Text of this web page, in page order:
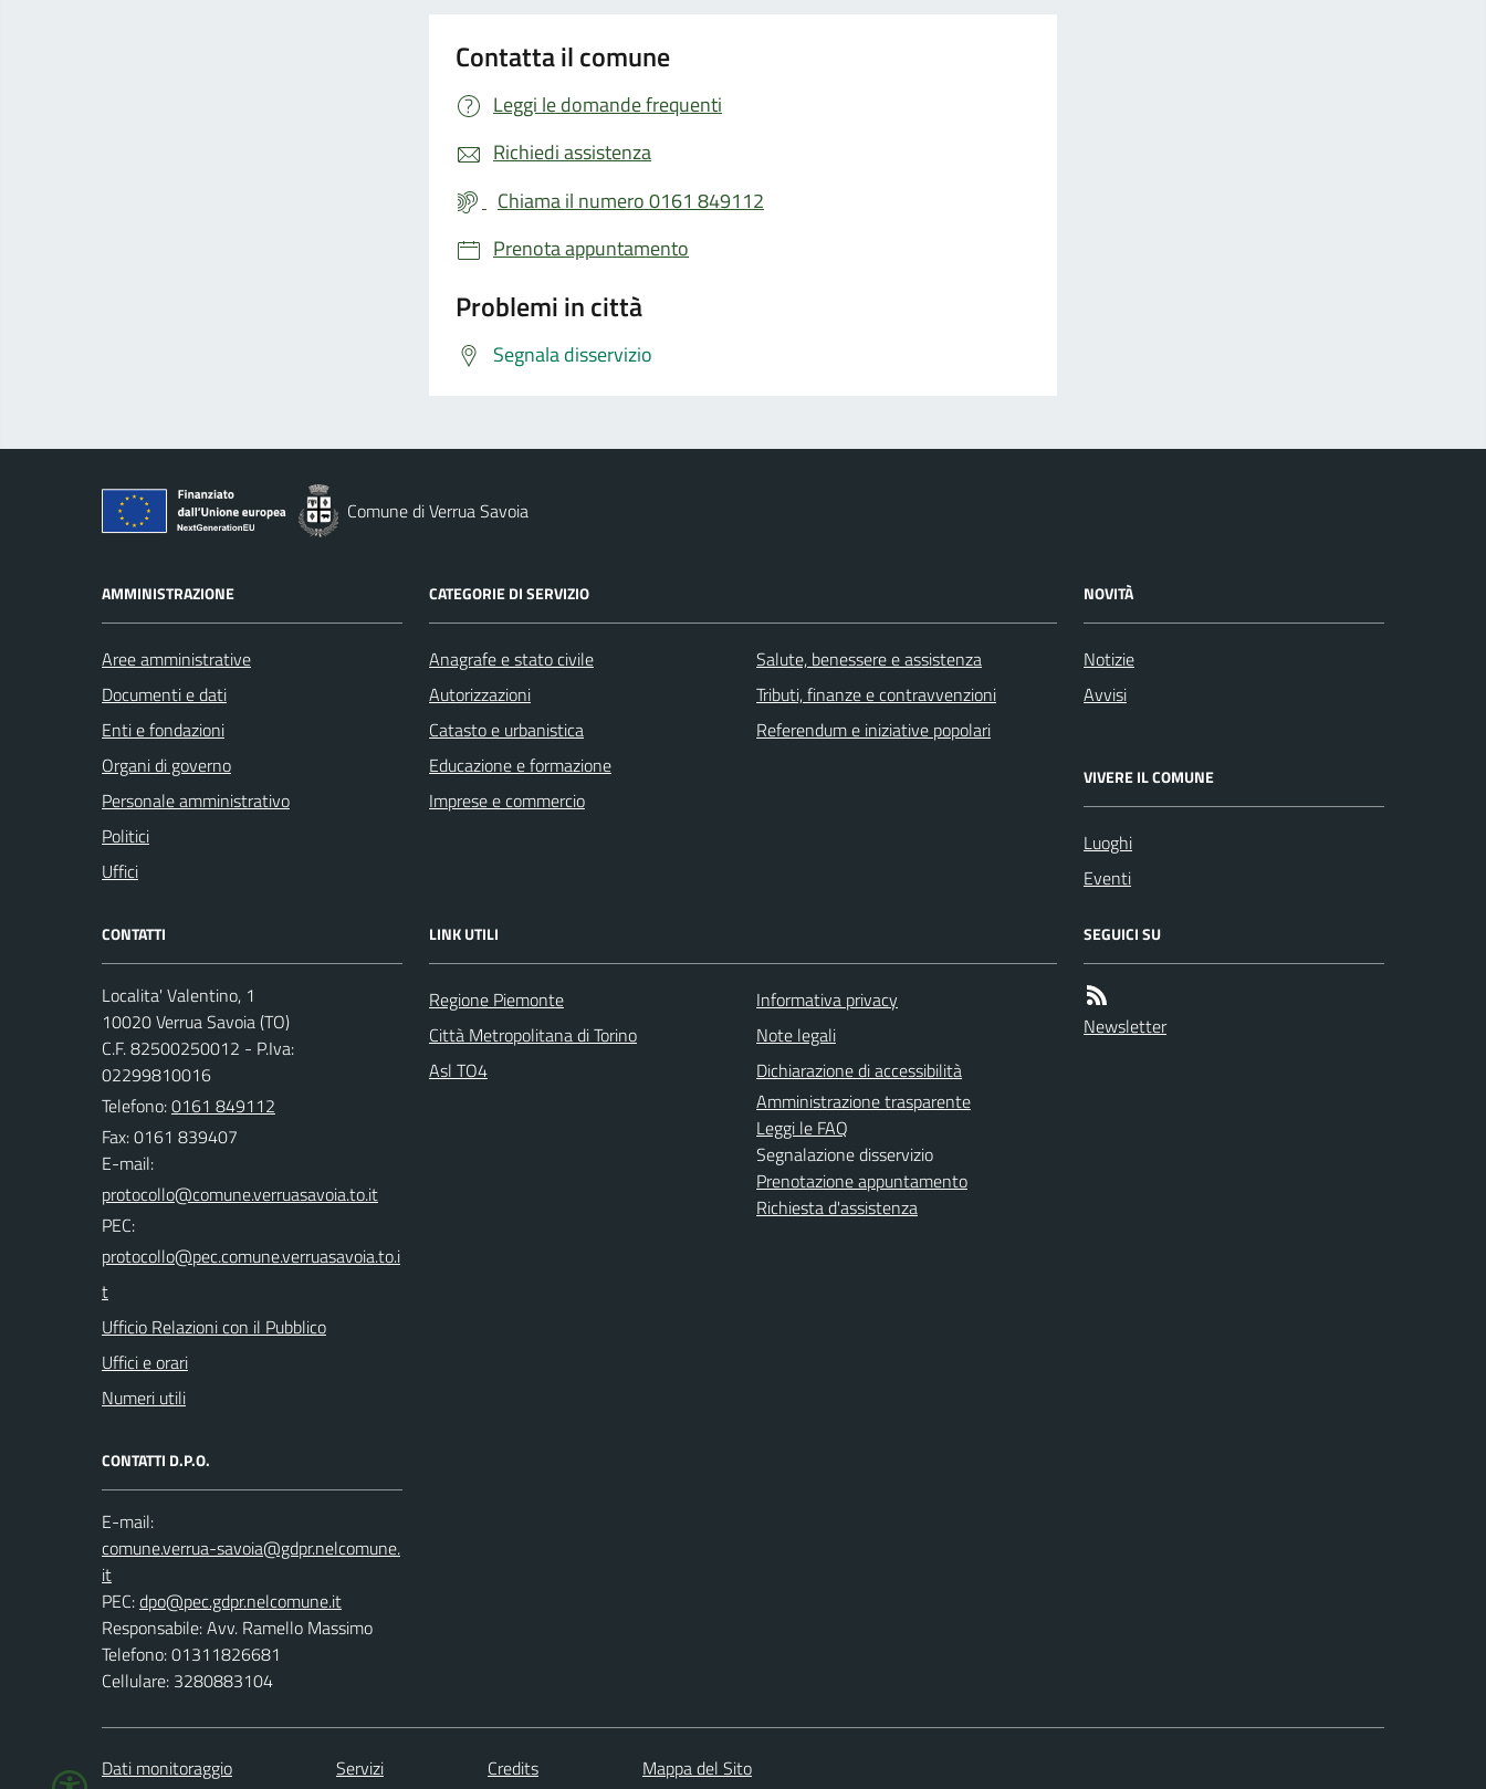
Contatta il comune
Leggi le domande frequenti
Richiedi assistenza
Chiama il numero 0161 849112
Prenota appuntamento
Problemi in città
Segnala disservizio
Comune di Verrua Savoia
AMMINISTRAZIONE
Aree amministrative
Documenti e dati
Enti e fondazioni
Organi di governo
Personale amministrativo
Politici
Uffici
CATEGORIE DI SERVIZIO
Anagrafe e stato civile
Autorizzazioni
Catasto e urbanistica
Educazione e formazione
Imprese e commercio
Salute, benessere e assistenza
Tributi, finanze e contravvenzioni
Referendum e iniziative popolari
NOVITÀ
Notizie
Avvisi
VIVERE IL COMUNE
Luoghi
Eventi
CONTATTI
Localita' Valentino, 1
10020 Verrua Savoia (TO)
C.F. 82500250012 - P.Iva:
02299810016
Telefono:0161 849112
Fax: 0161 839407
E-mail:
PEC:
Ufficio Relazioni con il Pubblico
Uffici e orari
Numeri utili
CONTATTI D.P.O.
E-mail:
PEC:
Responsabile: Avv. Ramello Massimo
Telefono: 01311826681
Cellulare: 3280883104
LINK UTILI
Regione Piemonte
Città Metropolitana di Torino
Asl TO4
Informativa privacy
Note legali
Dichiarazione di accessibilità
Amministrazione trasparente
Leggi le FAQ
Segnalazione disservizio
Prenotazione appuntamento
Richiesta d'assistenza
SEGUICI SU
Newsletter
Dati monitoraggio Servizi Credits Mappa del Sito